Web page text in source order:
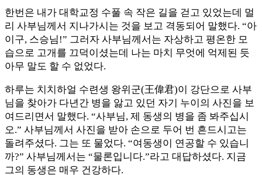
한번은 내가 대학교정 수풀 속 작은 길을 걷고 있었는데 멀
리 사부님께서 지나가시는 것을 보고 격동되어 말했다. “아
이구, 스승님!” 그러자 사부님께서는 자상하고 평온한 모
습으로 고개를 끄덕이셨는데 나는 마치 무엇에 억제된 듯
아무 말도 할 수 없었다.
하루는 치치하얼 수련생 왕위군(王偉君)이 강단으로 사부
님을 찾아가 다년간 병을 앓고 있던 자기 누이의 사진을 보
여드리면서 말했다. “사부님, 제 동생의 병을 좀 봐주십시
오.” 사부님께서 사진을 받아 손으로 두어 번 흔드시고는
돌려주셨다. 그는 또 물었다. “여동생이 연공할 수 있습니
까?” 사부님께서는 “물론입니다.”라고 대답하셨다. 지금
그의 동생은 매우 건강하다.